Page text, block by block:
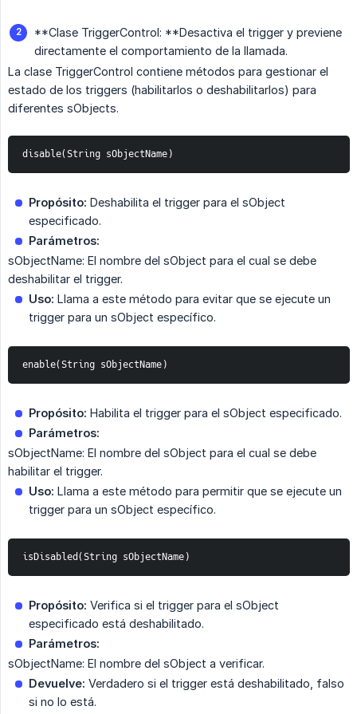
**Clase TriggerControl: **Desactiva el trigger y previene
directamente el comportamiento de la llamada.
La clase TriggerControl contiene métodos para gestionar el
estado de los triggers (habilitarlos o deshabilitarlos) para
diferentes sObjects.
disable(String sObjectName)
Propósito: Deshabilita el trigger para el sObject
especificado.
Parámetros:
sObjectName: El nombre del sObject para el cual se debe
deshabilitar el trigger.
Uso: Llama a este método para evitar que se ejecute un
trigger para un sObject específico.
enable(String sObjectName)
Propósito: Habilita el trigger para el sObject especificado.
Parámetros:
sObjectName: El nombre del sObject para el cual se debe
habilitar el trigger.
Uso: Llama a este método para permitir que se ejecute un
trigger para un sObject específico.
isDisabled(String sObjectName)
Propósito: Verifica si el trigger para el sObject
especificado está deshabilitado.
Parámetros:
sObjectName: El nombre del sObject a verificar.
Devuelve: Verdadero si el trigger está deshabilitado, falso
si no lo está.